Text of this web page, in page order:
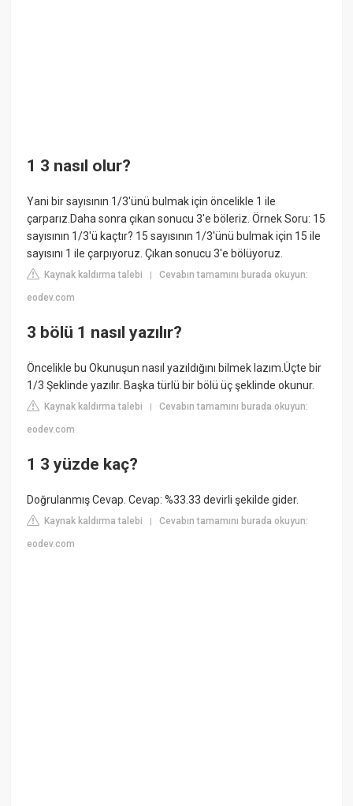
1 3 nasıl olur?
Yani bir sayısının 1/3'ünü bulmak için öncelikle 1 ile
çarparız.Daha sonra çıkan sonucu 3'e böleriz. Örnek Soru: 15
sayısının 1/3'ü kaçtır? 15 sayısının 1/3'ünü bulmak için 15 ile
sayısını 1 ile çarpıyoruz. Çıkan sonucu 3'e bölüyoruz.
Kaynak kaldırma talebi |Cevabın tamamını burada okuyun:
eodev.com
3 bölü 1 nasıl yazılır?
Öncelikle bu Okunuşun nasıl yazıldığını bilmek lazım.Üçte bir
1/3 Şeklinde yazılır. Başka türlü bir bölü üç şeklinde okunur.
Kaynak kaldırma talebi |Cevabın tamamını burada okuyun:
eodev.com
1 3 yüzde kaç?
Doğrulanmış Cevap. Cevap: %33.33 devirli şekilde gider.
Kaynak kaldırma talebi |Cevabın tamamını burada okuyun:
eodev.com